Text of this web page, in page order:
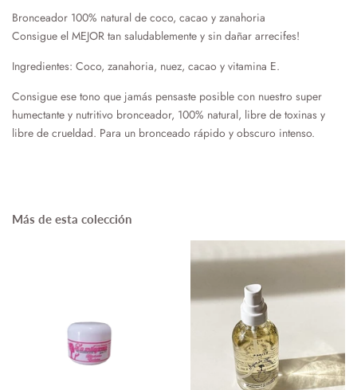
Bronceador 100% natural de coco, cacao y zanahoria
Consigue el MEJOR tan saludablemente y sin dañar arrecifes!
Ingredientes: Coco, zanahoria, nuez, cacao y vitamina E.
Consigue ese tono que jamás pensaste posible con nuestro super
humectante y nutritivo bronceador, 100% natural, libre de toxinas y
libre de crueldad. Para un bronceado rápido y obscuro intenso.
Más de esta colección